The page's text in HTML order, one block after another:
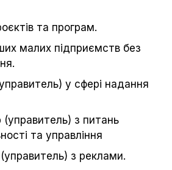
та програм.
малих підприємств без
у сфері надання
з питань
та управління
з реклами.